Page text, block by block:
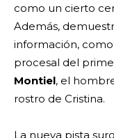
como un cierto
Además,
información,
procesal del
Montiel, el
rostro de Cristina.
La nueva pista